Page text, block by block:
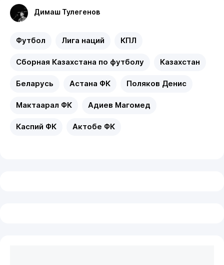
Димаш Тулегенов
Футбол Лига наций КПЛ
Сборная Казахстана по футболу Казахстан
Беларусь Астана ФК Поляков Денис
Мактаарал ФК Адиев Магомед
Каспий ФК Актобе ФК